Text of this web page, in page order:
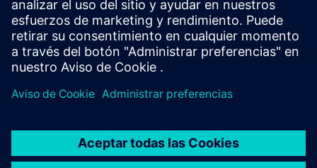
• Zona de aterrizaje/sin procesar: conserva las cargas